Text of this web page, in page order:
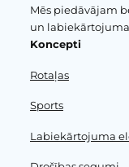
Mēs piedāvājam
un
Koncepti
Rotaļas
Sports
Labiekārtojuma